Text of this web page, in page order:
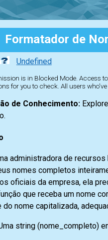
Formatador de
Undefined
is in Blocked Mode. Access
for you to check. All users
de Conhecimento:
administradora de
nomes completos
oficiais da empresa, ela
função que receba um nome
do nome capitalizada,
string (nome_completo)